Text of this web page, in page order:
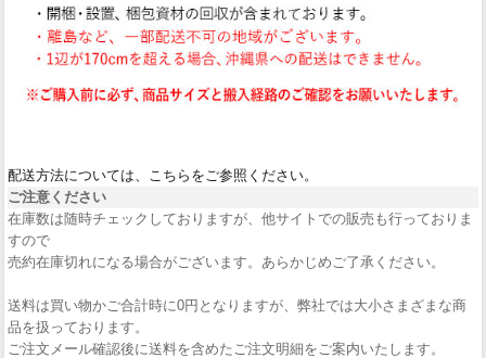
配送方法については、こちらをご参照ください。
ご注意ください
在庫数は随時チェックしておりますが、他サイトでの販売も行っておりま
すので
売約在庫切れになる場合がございます。あらかじめご了承ください。
送料は買い物かご合計時に0円となりますが、弊社では大小さまざまな商
品を扱っております。
ご注文メール確認後に送料を含めたご注文明細をご案内いたします。